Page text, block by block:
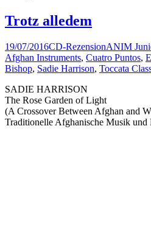
Trotz alledem
19/07/2016CD-RezensionANIM
Afghan Instruments, Cuatro Puntos,
Bishop, Sadie Harrison, Toccata
SADIE HARRISON
The Rose Garden of Light
(A Crossover Between Afghan and
Traditionelle Afghanische Musik